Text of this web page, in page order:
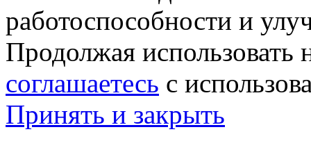
работоспособности и
Продолжая использовать
соглашаетесь с
Принять и закрыть